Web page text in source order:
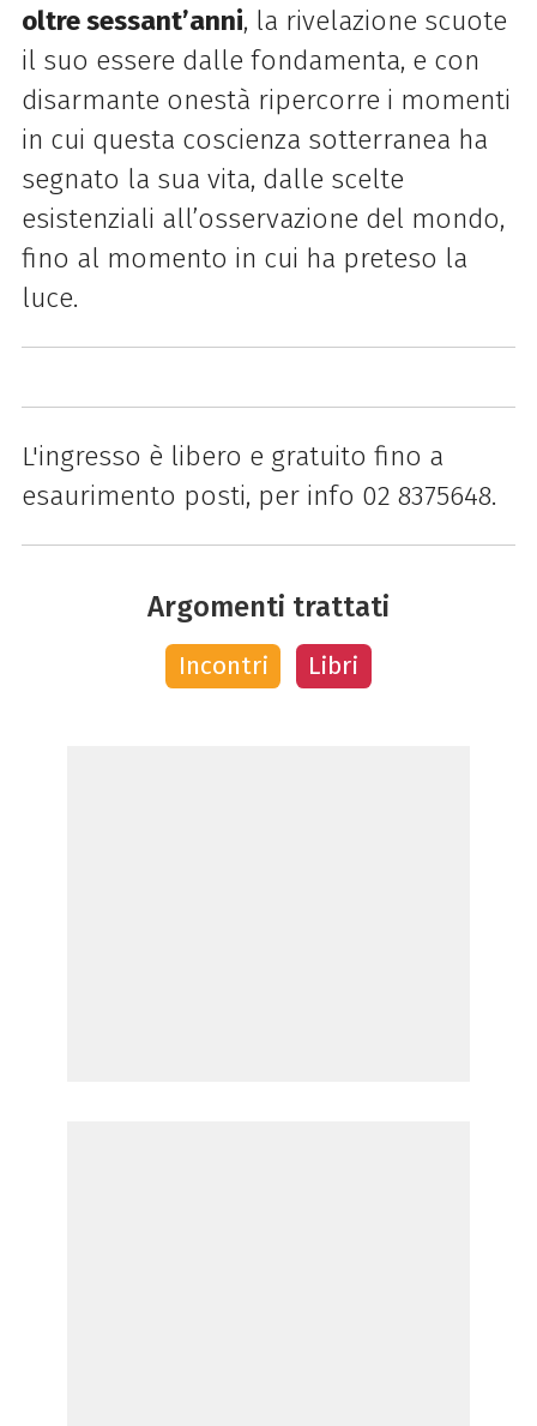
oltre sessant’anni, la rivelazione scuote
il suo essere dalle fondamenta, e con
disarmante onestà ripercorre i momenti
in cui questa coscienza sotterranea ha
segnato la sua vita, dalle scelte
esistenziali all’osservazione del mondo,
fino al momento in cui ha preteso la
luce.
L'ingresso è libero e gratuito fino a
esaurimento posti, per info 02 8375648.
Argomenti trattati
Incontri Libri